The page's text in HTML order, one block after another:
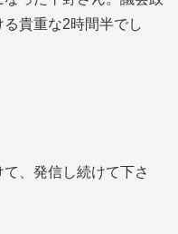
貴重な2時間半でし
、発信し続けて下さ